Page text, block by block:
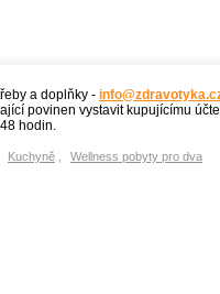
a doplňky -
povinen vystavit kupujícímu
hodin.
Kuchyně Wellness pobyty pro dva